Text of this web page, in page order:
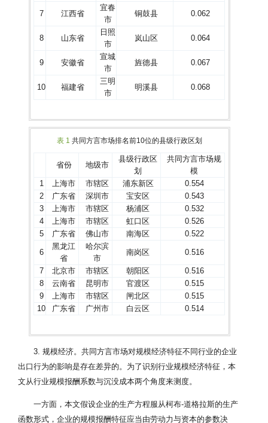
7 江西省
宜春
市
铜鼓县 0.062
8 山东省
日照
市
岚山区 0.064
9 安徽省
宣城
市
旌德县 0.067
10 福建省
三明
市
明溪县 0.068
表 1 共同方言市场排名前10位的县级行政区划
省份 地级市
县级行政区
划
共同方言市场规
模
1
上海市 市辖区 浦东新区
0.554
2
广东省 深圳市 宝安区
0.543
3
上海市 市辖区 杨浦区
0.532
4
上海市 市辖区 虹口区
0.526
5
广东省 佛山市 南海区 0.522
6
黑龙江
省
哈尔滨
市
南岗区 0.516
7 北京市 市辖区 朝阳区
0.516
8
云南省 昆明市 官渡区
0.515
9
上海市 市辖区 闸北区
0.515
10
广东省 广州市 白云区 0.514
3. 规模经济。共同方言市场对规模经济特征不同行业的企业
出口行为的影响是存在差异的。为了识别行业规模经济特征，本
文从行业规模报酬系数与沉没成本两个角度来测度。
一方面，本文假设企业的生产方程服从柯布-道格拉斯的生产
函数形式，企业的规模报酬特征应当由劳动力与资本的参数决